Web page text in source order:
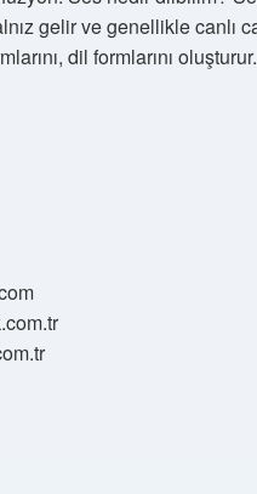
gelir ve genellikle canlı
dil formlarını